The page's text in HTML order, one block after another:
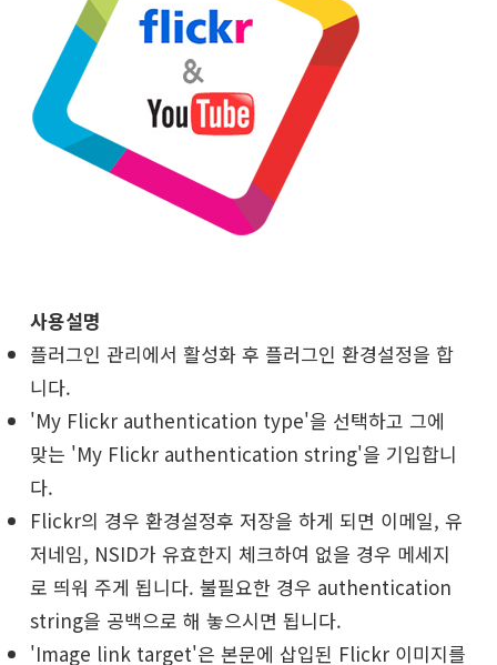
사용설명
플러그인 관리에서 활성화 후 플러그인 환경설정을 합
니다.
'My Flickr authentication type'을 선택하고 그에
맞는 'My Flickr authentication string'을 기입합니
다.
Flickr의 경우 환경설정후 저장을 하게 되면 이메일, 유
저네임, NSID가 유효한지 체크하여 없을 경우 메세지
로 띄워 주게 됩니다. 불필요한 경우 authentication
string을 공백으로 해 놓으시면 됩니다.
'Image link target'은 본문에 삽입된 Flickr 이미지를